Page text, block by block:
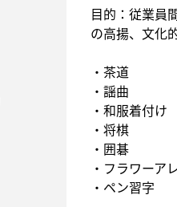
目的：従業員
の高揚、文化
・茶道
・謡曲
・和服着付け
・将棋
・囲碁
・フラワーア
・ペン習字